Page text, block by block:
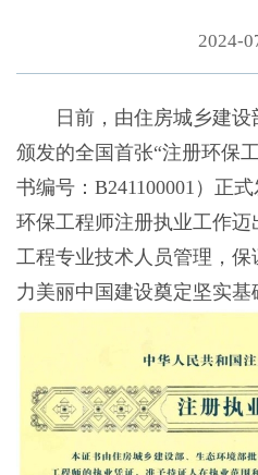
2024-
日前，由住房城乡建设
颁发的全国首张“注册环保
书编号：B241100001）正
环保工程师注册执业工作
工程专业技术人员管理，
力美丽中国建设奠定坚实基